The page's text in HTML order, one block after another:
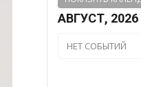
АВГУСТ, 2026
НЕТ СОБЫТИЙ